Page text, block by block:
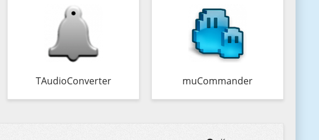
TAudioConverter muCommander